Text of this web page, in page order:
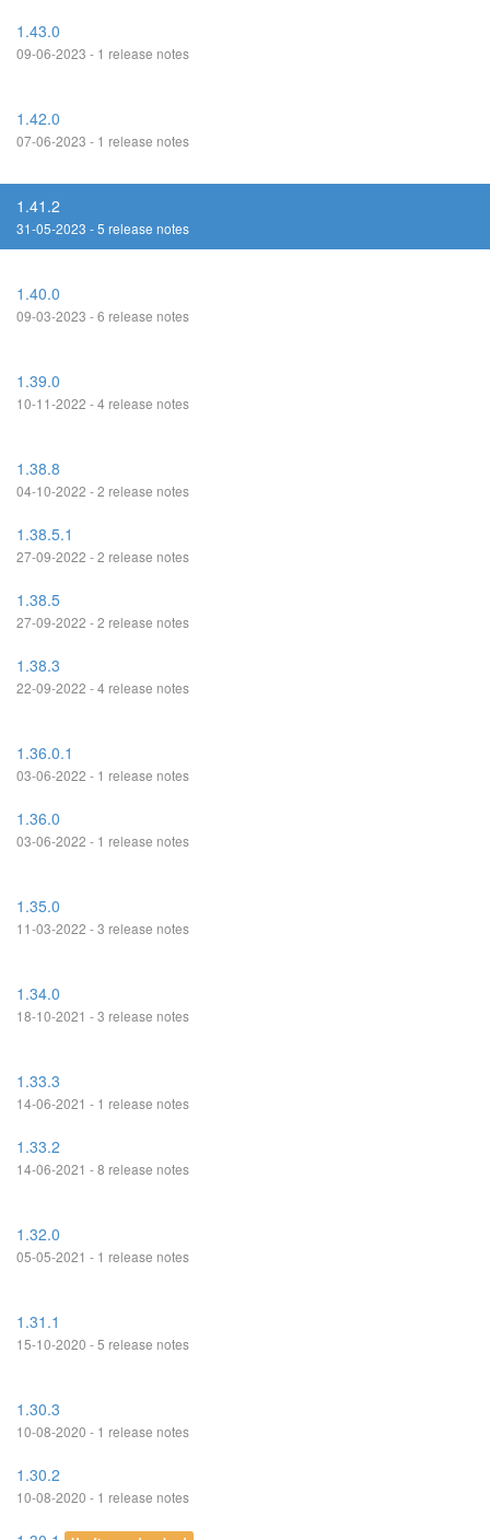
1.43.0
09-06-2023 - 1 release notes
1.42.0
07-06-2023 - 1 release notes
1.41.2
31-05-2023 - 5 release notes
1.40.0
09-03-2023 - 6 release notes
1.39.0
10-11-2022 - 4 release notes
1.38.8
04-10-2022 - 2 release notes
1.38.5.1
27-09-2022 - 2 release notes
1.38.5
27-09-2022 - 2 release notes
1.38.3
22-09-2022 - 4 release notes
1.36.0.1
03-06-2022 - 1 release notes
1.36.0
03-06-2022 - 1 release notes
1.35.0
11-03-2022 - 3 release notes
1.34.0
18-10-2021 - 3 release notes
1.33.3
14-06-2021 - 1 release notes
1.33.2
14-06-2021 - 8 release notes
1.32.0
05-05-2021 - 1 release notes
1.31.1
15-10-2020 - 5 release notes
1.30.3
10-08-2020 - 1 release notes
1.30.2
10-08-2020 - 1 release notes